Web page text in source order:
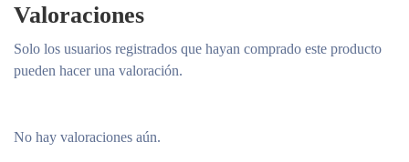
Valoraciones
No hay valoraciones aún.
Solo los usuarios registrados que hayan comprado este producto
pueden hacer una valoración.